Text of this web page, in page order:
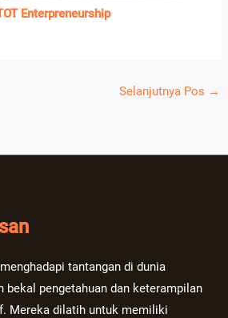
Enterpreneurship
Selanjutnya Pos →
tantangan di dunia
bekal pengetahuan dan keterampilan
Mereka dilatih untuk memiliki